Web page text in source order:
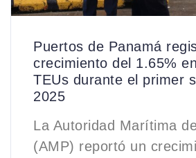
Puertos de Panamá
crecimiento del 1.65%
TEUs durante el primer
2025
La Autoridad Marítima
(AMP) reportó un